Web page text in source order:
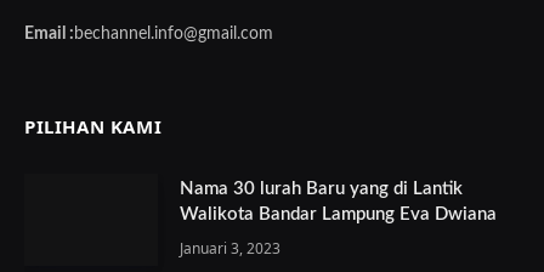
Email : bechannel.info@gmail.com
PILIHAN KAMI
Nama 30 lurah Baru yang di Lantik
Walikota Bandar Lampung Eva Dwiana
Januari 3, 2023